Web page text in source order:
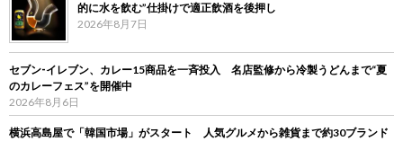
的に水を飲む”仕掛けで適正飲酒を後押し
2026年8月7日
セブン‐イレブン、カレー15商品を一斉投入 名店監修から冷製うどんまで“夏
のカレーフェス”を開催中
2026年8月6日
横浜高島屋で「韓国市場」がスタート 人気グルメから雑貨まで約30ブランド